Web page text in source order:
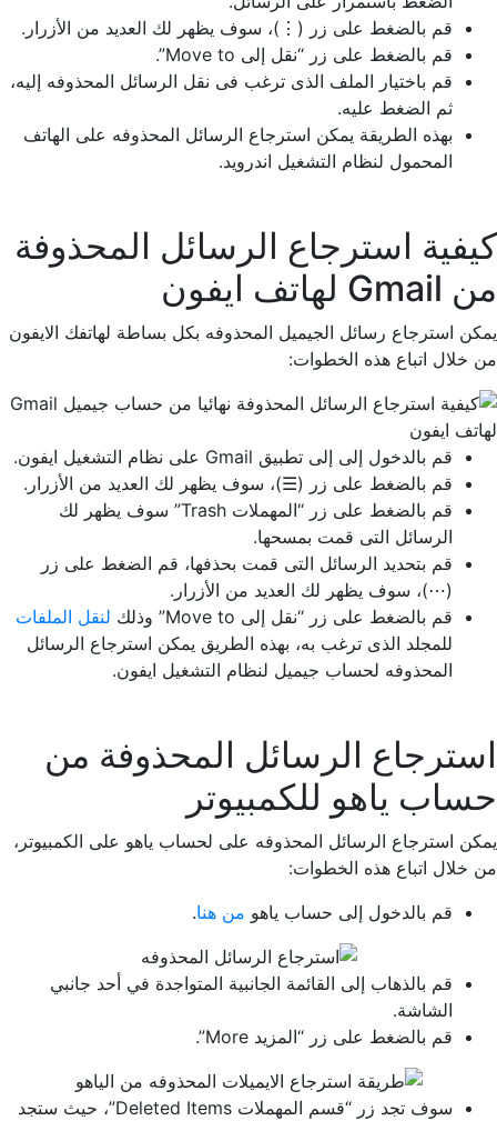
قم بالضغط على زر (⋮)، سوف يظهر لك العديد من الأزرار.
قم بالضغط على زر “نقل إلى Move to”.
قم باختيار الملف الذى ترغب فى نقل الرسائل المحذوفه إليه،
ثم الضغط عليه.
بهذه الطريقة يمكن استرجاع الرسائل المحذوفه على الهاتف
المحمول لنظام التشغيل اندرويد.
كيفية استرجاع الرسائل المحذوفة
من Gmail لهاتف ايفون
يمكن استرجاع رسائل الجيميل المحذوفه بكل بساطة لهاتفك الايفون
من خلال اتباع هذه الخطوات:
قم بالدخول إلى إلى تطبيق Gmail على نظام التشغيل ايفون.
قم بالضغط على زر (☰)، سوف يظهر لك العديد من الأزرار.
قم بالضغط على زر “المهملات Trash” سوف يظهر لك
الرسائل التى قمت بمسحها.
قم بتحديد الرسائل التى قمت بحذفها، قم الضغط على زر
(⋯)، سوف يظهر لك العديد من الأزرار.
قم بالضغط على زر “نقل إلى Move to” وذلك
لنقل الملفات
للمجلد الذى ترغب به، بهذه الطريق يمكن استرجاع الرسائل
المحذوفه لحساب جيميل لنظام التشغيل ايفون.
استرجاع الرسائل المحذوفة من
حساب ياهو للكمبيوتر
يمكن استرجاع الرسائل المحذوفه على لحساب ياهو على الكمبيوتر،
من خلال اتباع هذه الخطوات:
قم بالدخول إلى حساب ياهو من هنا.
قم بالذهاب إلى القائمة الجانبية المتواجدة في أحد جانبي
الشاشة.
قم بالضغط على زر “المزيد More”.
سوف تجد زر “قسم المهملات Deleted Items”، حيث ستجد